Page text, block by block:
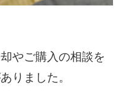
やご購入の相談を
りました。